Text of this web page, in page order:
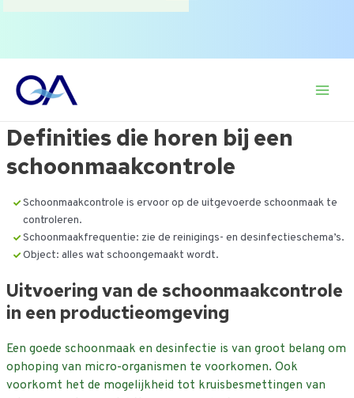
naar
Definities die horen bij een
schoonmaakcontrole
Schoonmaakcontrole is ervoor op de uitgevoerde schoonmaak te
controleren.
Schoonmaakfrequentie: zie de reinigings- en desinfectieschema’s.
Object: alles wat schoongemaakt wordt.
Uitvoering van de schoonmaakcontrole
in een productieomgeving
Een goede schoonmaak en desinfectie is van groot belang om
ophoping van micro-organismen te voorkomen. Ook
voorkomt het de mogelijkheid tot kruisbesmettingen van